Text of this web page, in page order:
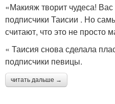
«Макияж творит чудеса!
подписчики Таисии . Но
считают, что это не просто
« Таисия снова сделала
подписчики певицы.
читать дальше →